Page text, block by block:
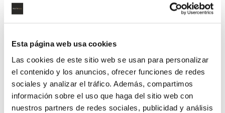
Esta página web usa cookies
Las cookies de este sitio web se usan para personalizar
el contenido y los anuncios, ofrecer funciones de redes
sociales y analizar el tráfico. Además, compartimos
información sobre el uso que haga del sitio web con
nuestros partners de redes sociales, publicidad y análisis
¿Has olvidado tu contraseña?